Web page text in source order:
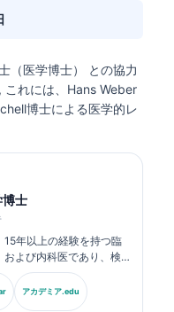
（医学博士）
との協力
, これには、Hans Weber
博士による医学的レ
博士
15年以上の経験を持つ臨
よび内科医であり、検
解析に関する豊富な経
における最高医療責任
自のニューラルネットワ
アカデミア.edu